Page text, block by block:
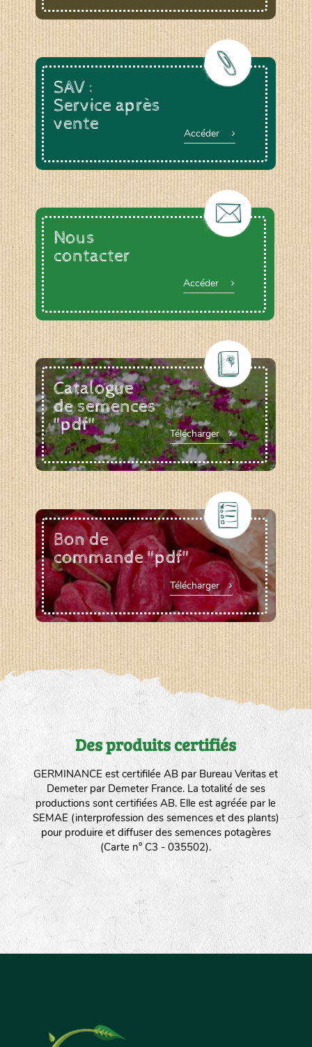
SAV :
Service après
vente
Accéder
Nous
contacter
Accéder
Catalogue
de semences
"pdf"
Télécharger
Bon de
commande "pdf"
Télécharger
Des produits certifiés
GERMINANCE est certifilée AB par Bureau Veritas et
Demeter par Demeter France. La totalité de ses
productions sont certifiées AB. Elle est agréée par le
SEMAE (interprofession des semences et des plants)
pour produire et diffuser des semences potagères
(Carte n° C3 - 035502).